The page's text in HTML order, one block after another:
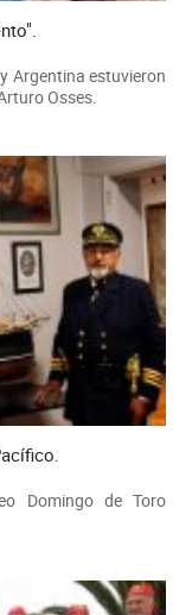
Argentina estuvieron
Osses.
Domingo de Toro